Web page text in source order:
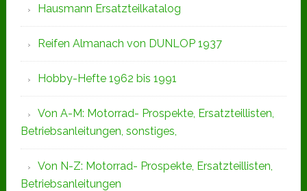
Hausmann Ersatzteilkatalog
Reifen Almanach von DUNLOP 1937
Hobby-Hefte 1962 bis 1991
Von A-M: Motorrad- Prospekte, Ersatzteillisten,
Betriebsanleitungen, sonstiges,
Von N-Z: Motorrad- Prospekte, Ersatzteillisten,
Betriebsanleitungen